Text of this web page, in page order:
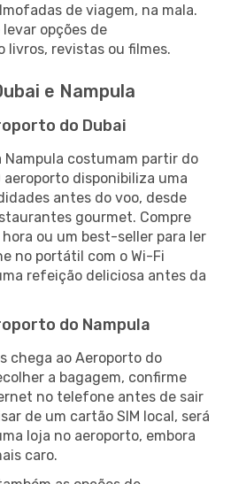
de viagem, na mala.
opções de
revistas ou filmes.
e Nampula
do Dubai
Nampula costumam partir do
aeroporto disponibiliza uma
antes do voo, desde
gourmet. Compre
ou um best-seller para ler
no portátil com o Wi-Fi
refeição deliciosa antes da
do Nampula
chega ao Aeroporto do
a bagagem, confirme
no telefone antes de sair
de um cartão SIM local, será
loja no aeroporto, embora
caro.